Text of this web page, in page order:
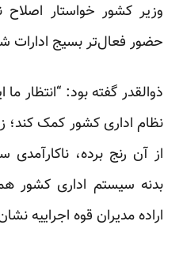
وزیر کشور خواستار
حضور فعال‌تر بسیج ادارات
ذوالقدر گفته بود: “انتظار
نظام اداری کشور کمک کند؛
از آن رنج برده،
بدنه سیستم اداری کشور
اراده مدیران قوه اجراییه